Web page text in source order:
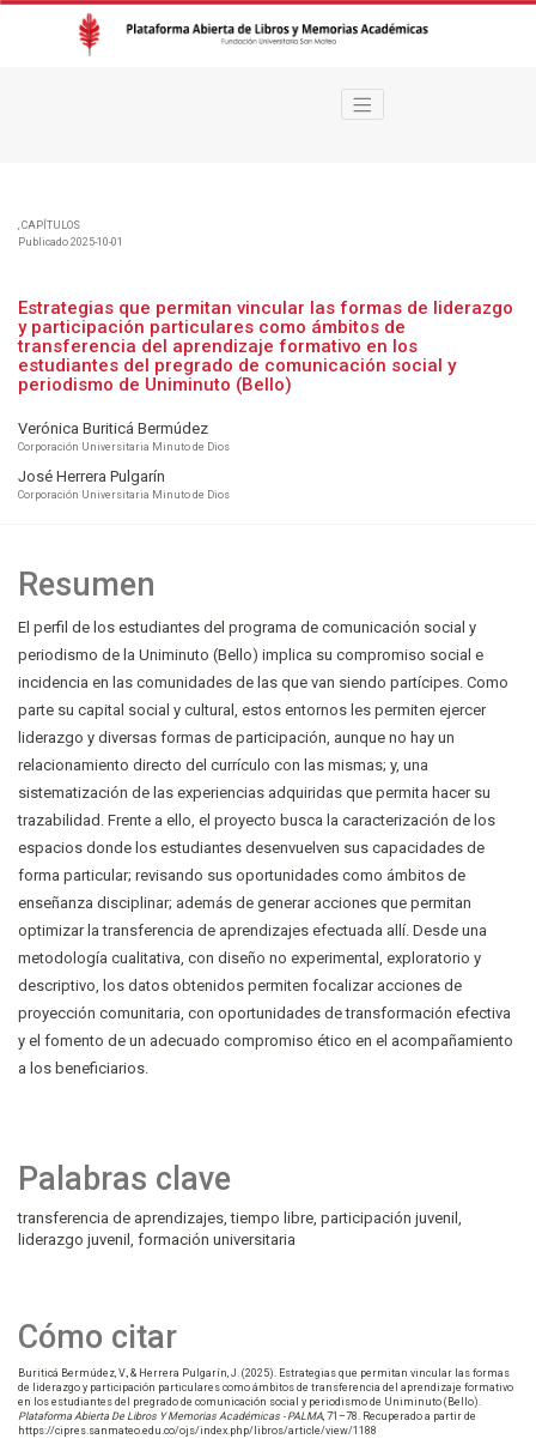
, CAPÍTULOS
Estrategias que permitan vincular las formas de liderazgo
y participación particulares como ámbitos de
transferencia del aprendizaje formativo en los
estudiantes del pregrado de comunicación social y
periodismo de Uniminuto (Bello)
Publicado 2025-10-01
Verónica Buriticá Bermúdez
Corporación Universitaria Minuto de Dios
José Herrera Pulgarín
Corporación Universitaria Minuto de Dios
Palabras clave
transferencia de aprendizajes tiempo libre participación juvenil
liderazgo juvenil formación universitaria
Cómo citar
Buriticá Bermúdez, V., & Herrera Pulgarín, J. (2025). Estrategias que permitan vincular las formas
de liderazgo y participación particulares como ámbitos de transferencia del aprendizaje formativo
en los estudiantes del pregrado de comunicación social y periodismo de Uniminuto (Bello).
Plataforma Abierta De Libros Y Memorias Académicas - PALMA, 71–78. Recuperado a partir de
https://cipres.sanmateo.edu.co/ojs/index.php/libros/article/view/1188
Resumen
El perfil de los estudiantes del programa de comunicación social y
periodismo de la Uniminuto (Bello) implica su compromiso social e
incidencia en las comunidades de las que van siendo partícipes. Como
parte su capital social y cultural, estos entornos les permiten ejercer
liderazgo y diversas formas de participación, aunque no hay un
relacionamiento directo del currículo con las mismas; y, una
sistematización de las experiencias adquiridas que permita hacer su
trazabilidad. Frente a ello, el proyecto busca la caracterización de los
espacios donde los estudiantes desenvuelven sus capacidades de
forma particular; revisando sus oportunidades como ámbitos de
enseñanza disciplinar; además de generar acciones que permitan
optimizar la transferencia de aprendizajes efectuada allí. Desde una
metodología cualitativa, con diseño no experimental, exploratorio y
descriptivo, los datos obtenidos permiten focalizar acciones de
proyección comunitaria, con oportunidades de transformación efectiva
y el fomento de un adecuado compromiso ético en el acompañamiento
a los beneficiarios.